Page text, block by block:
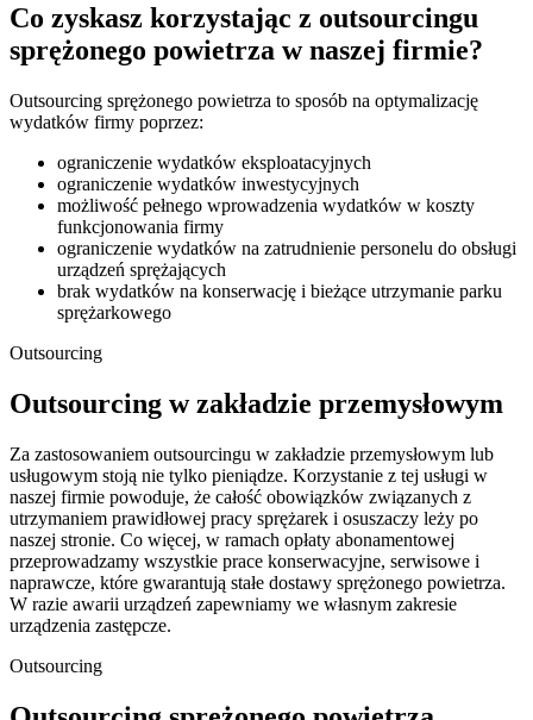
Co zyskasz korzystając z outsourcingu
sprężonego powietrza w naszej firmie?
Outsourcing sprężonego powietrza to sposób na optymalizację
wydatków firmy poprzez:
ograniczenie wydatków eksploatacyjnych
ograniczenie wydatków inwestycyjnych
możliwość pełnego wprowadzenia wydatków w koszty
funkcjonowania firmy
ograniczenie wydatków na zatrudnienie personelu do obsługi
urządzeń sprężających
brak wydatków na konserwację i bieżące utrzymanie parku
sprężarkowego
Outsourcing
Outsourcing w zakładzie przemysłowym
Za zastosowaniem outsourcingu w zakładzie przemysłowym lub
usługowym stoją nie tylko pieniądze. Korzystanie z tej usługi w
naszej firmie powoduje, że całość obowiązków związanych z
utrzymaniem prawidłowej pracy sprężarek i osuszaczy leży po
naszej stronie. Co więcej, w ramach opłaty abonamentowej
przeprowadzamy wszystkie prace konserwacyjne, serwisowe i
naprawcze, które gwarantują stałe dostawy sprężonego powietrza.
W razie awarii urządzeń zapewniamy we własnym zakresie
urządzenia zastępcze.
Outsourcing